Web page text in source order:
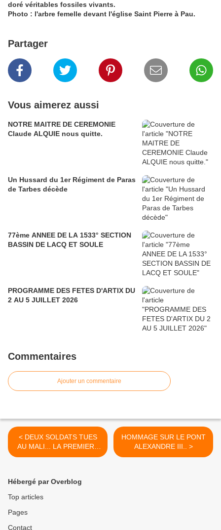
doré véritables fossiles vivants.
Photo : l'arbre femelle devant l'église Saint Pierre à Pau.
Partager
Vous aimerez aussi
NOTRE MAITRE DE CEREMONIE
Claude ALQUIE nous quitte.
Un Hussard du 1er Régiment de Paras
de Tarbes décède
77ème ANNEE DE LA 1533° SECTION
BASSIN DE LACQ ET SOULE
PROGRAMME DES FETES D'ARTIX DU
2 AU 5 JUILLET 2026
Commentaires
Ajouter un commentaire
< DEUX SOLDATS TUES
AU MALI... LA PREMIERE
FEMME...
HOMMAGE SUR LE PONT
ALEXANDRE III.. >
Hébergé par Overblog
Top articles
Pages
Contact